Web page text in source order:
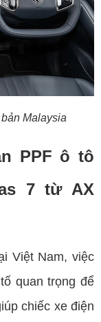
Malaysia
PPF ô tô
7 từ AX
Việt Nam, việc
quan trọng để
chiếc xe điện